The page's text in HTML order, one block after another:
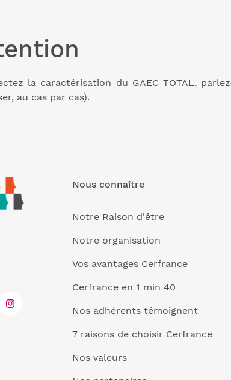
la caractérisation du GAEC TOTAL,
doit
Nous connaître
Notre Raison d'être
Notre organisation
Vos avantages Cerfrance
Cerfrance en 1 min 40
Nos adhérents témoignent
7 raisons de choisir Cerfrance
Nos valeurs